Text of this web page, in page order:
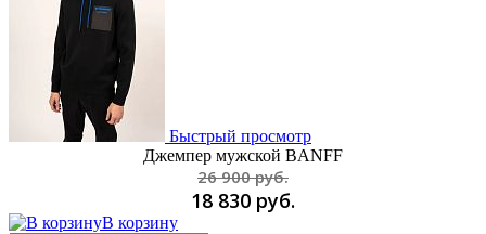
Быстрый просмотр
Джемпер мужской BANFF
26 900 руб.
18 830 руб.
В корзину